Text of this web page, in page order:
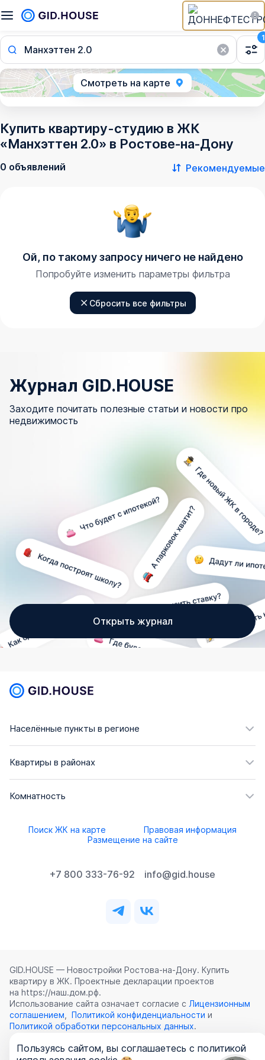
Манхэттен 2.0
1
Смотреть на карте
Купить квартиру-студию в ЖК
«Манхэттен 2.0» в Ростове‑на‑Дону
0 объявлений Рекомендуемые
Ой, по такому запросу ничего не найдено
Попробуйте изменить параметры фильтра
Сбросить все фильтры
Журнал GID.HOUSE
Заходите почитать полезные статьи и новости про
недвижимость
Открыть журнал
Населённые пункты в регионе
Квартиры в районах
Комнатность
Поиск ЖК на карте
Правовая информация
Размещение на сайте
+7 800 333-76-92 info@gid.house
GID.HOUSE — Новостройки Ростова‑на‑Дону. Купить
квартиру в ЖК. Проектные декларации проектов
на https://наш.дом.рф.
Использование сайта означает согласие с Лицензионным
соглашением
Политикой конфиденциальности и
Политикой обработки персональных данных.
© 2026ООО «ГИД.ХАУЗ»
Пользуясь сайтом, вы соглашаетесь с политикой